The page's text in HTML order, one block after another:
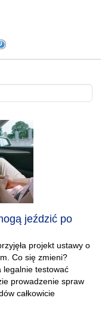
jeździć po
projekt ustawy o
Co się zmieni?
legalnie testować
prowadzenie spraw
całkowicie